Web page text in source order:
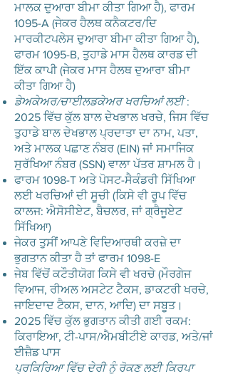
ਮਾਲਕ ਦੁਆਰਾ ਬੀਮਾ ਕੀਤਾ ਗਿਆ ਹੈ), ਫਾਰਮ
1095-A (ਜੇਕਰ ਹੈਲਥ ਕਨੈਕਟਰ/ਦਿ
ਮਾਰਕੀਟਪਲੇਸ ਦੁਆਰਾ ਬੀਮਾ ਕੀਤਾ ਗਿਆ ਹੈ),
ਫਾਰਮ 1095-B, ਤੁਹਾਡੇ ਮਾਸ ਹੈਲਥ ਕਾਰਡ ਦੀ
ਇੱਕ ਕਾਪੀ (ਜੇਕਰ ਮਾਸ ਹੈਲਥ ਦੁਆਰਾ ਬੀਮਾ
ਕੀਤਾ ਗਿਆ ਹੈ)
ਡੇਅਕੇਅਰ/ਚਾਈਲਡਕੇਅਰ ਖਰਚਿਆਂ ਲਈ:
2025 ਵਿੱਚ ਕੁੱਲ ਬਾਲ ਦੇਖਭਾਲ ਖਰਚੇ, ਜਿਸ ਵਿੱਚ
ਤੁਹਾਡੇ ਬਾਲ ਦੇਖਭਾਲ ਪ੍ਰਦਾਤਾ ਦਾ ਨਾਮ, ਪਤਾ,
ਅਤੇ ਮਾਲਕ ਪਛਾਣ ਨੰਬਰ (EIN) ਜਾਂ ਸਮਾਜਿਕ
ਸੁਰੱਖਿਆ ਨੰਬਰ (SSN) ਵਾਲਾ ਪੱਤਰ ਸ਼ਾਮਲ ਹੈ।
ਫਾਰਮ 1098-T ਅਤੇ ਪੋਸਟ-ਸੈਕੰਡਰੀ ਸਿੱਖਿਆ
ਲਈ ਖਰਚਿਆਂ ਦੀ ਸੂਚੀ (ਕਿਸੇ ਵੀ ਰੂਪ ਵਿੱਚ
ਕਾਲਜ: ਐਸੋਸੀਏਟ, ਬੈਚਲਰ, ਜਾਂ ਗ੍ਰੈਜੂਏਟ
ਸਿੱਖਿਆ)
ਜੇਕਰ ਤੁਸੀਂ ਆਪਣੇ ਵਿਦਿਆਰਥੀ ਕਰਜ਼ੇ ਦਾ
ਭੁਗਤਾਨ ਕੀਤਾ ਹੈ ਤਾਂ ਫਾਰਮ 1098-E
ਜੇਬ ਵਿੱਚੋਂ ਕਟੌਤੀਯੋਗ ਕਿਸੇ ਵੀ ਖਰਚੇ (ਮੌਰਗੇਜ
ਵਿਆਜ, ਰੀਅਲ ਅਸਟੇਟ ਟੈਕਸ, ਡਾਕਟਰੀ ਖਰਚੇ,
ਜਾਇਦਾਦ ਟੈਕਸ, ਦਾਨ, ਆਦਿ) ਦਾ ਸਬੂਤ।
2025 ਵਿੱਚ ਕੁੱਲ ਭੁਗਤਾਨ ਕੀਤੀ ਗਈ ਰਕਮ:
ਕਿਰਾਇਆ, ਟੀ-ਪਾਸ/ਐਮਬੀਟੀਏ ਕਾਰਡ, ਅਤੇ/ਜਾਂ
ਈਜ਼ੈਡ ਪਾਸ
ਪ੍ਰਕਿਰਿਆ ਵਿੱਚ ਦੇਰੀ ਨੂੰ ਰੋਕਣ ਲਈ ਕਿਰਪਾ